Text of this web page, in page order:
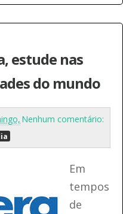
estude nas
do mundo
Nenhum comentário:
Em
tempos
de